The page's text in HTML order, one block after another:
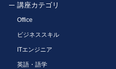
講座カテゴリ
Office
ビジネススキル
ITエンジニア
英語・語学